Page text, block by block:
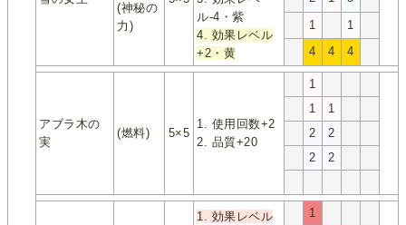
(神秘の
力)
ル-4・紫
4. 効果レベル
+2・黄
1
1
4
4 4
アブラ木の
実
(燃料) 5×5
1. 使用回数+2
2. 品質+20
1
1
1
2
2
2
2
1. 効果レベル
1